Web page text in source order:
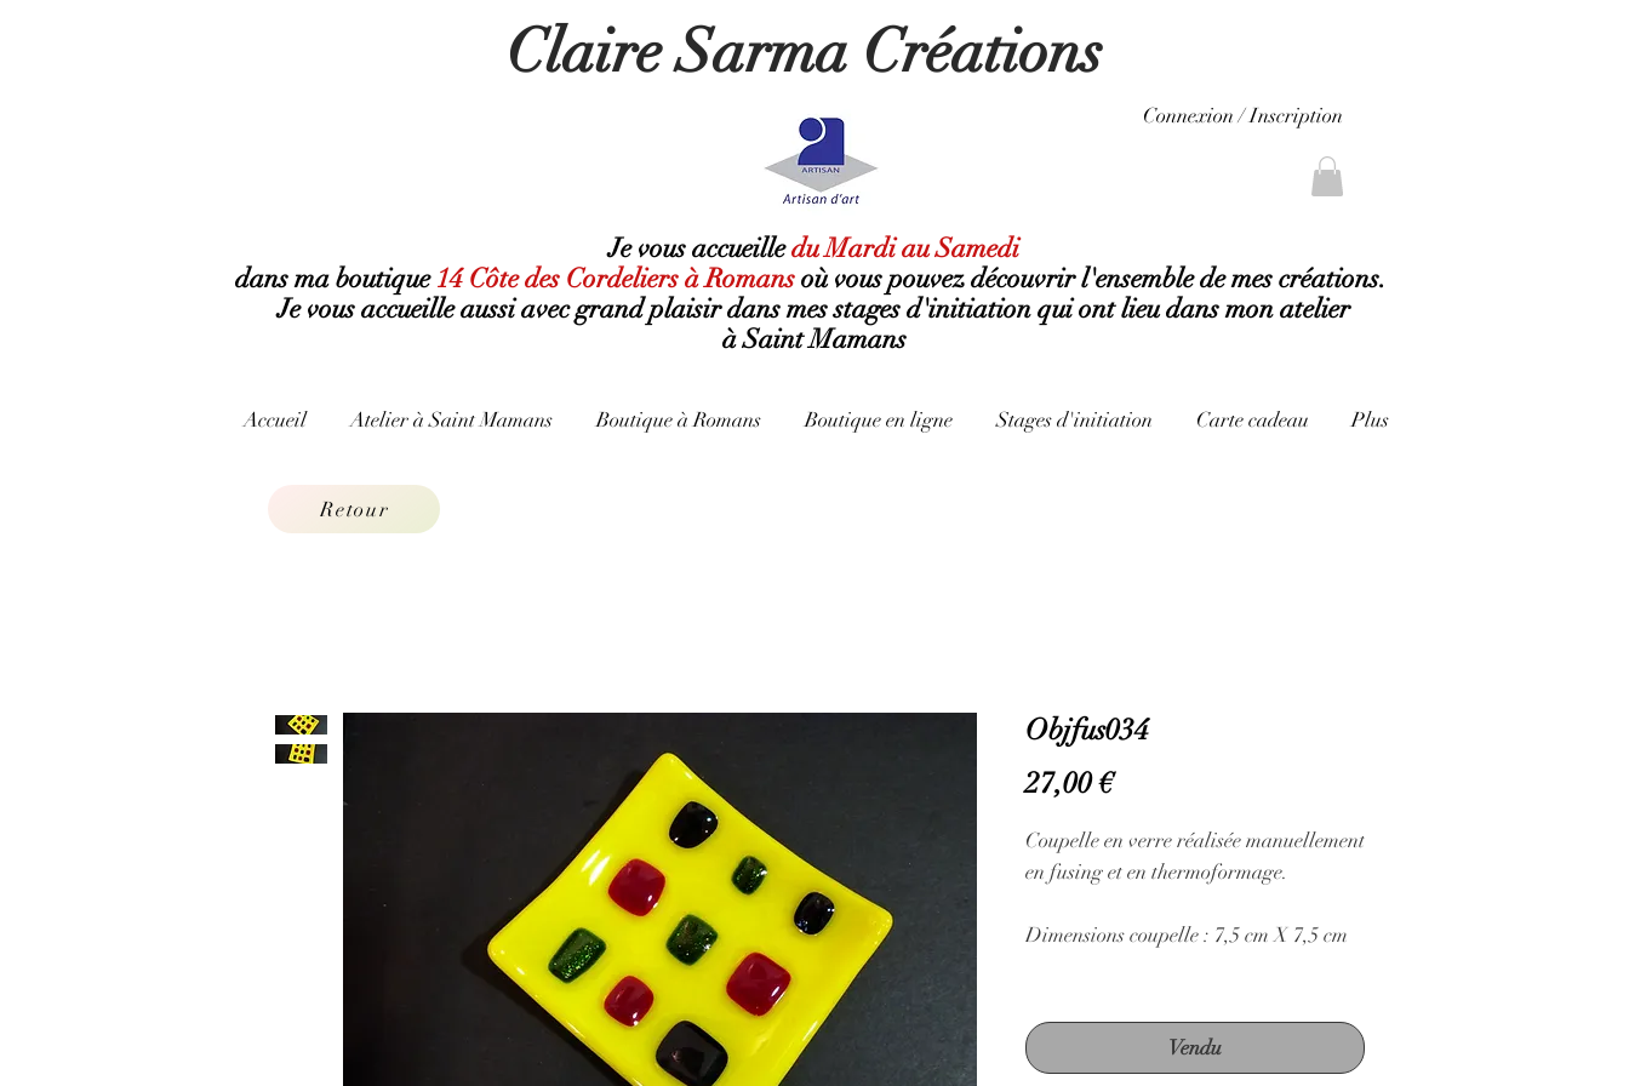
Claire Sarma Créations
Connexion / Inscription
Je vous accueilledu Mardi au Samedi
dans ma boutique14 Côte des Cordeliers à Romansoùvous pouvez découvrir l'ensemble de mes créations.
Je vous accueille aussi avec grand plaisir dans mes stages d'initiation qui ont lieu dans mon atelier
à Saint Mamans
Accueil Atelier à Saint Mamans Boutique à Romans Boutique en ligne Stages d'initiation Carte cadeau Plus
Retour
Objfus034
27,00 €Prix
Coupelle en verre réalisée manuellement
en fusing et en thermoformage.
Dimensions coupelle : 7,5 cm X 7,5 cm
Vendu